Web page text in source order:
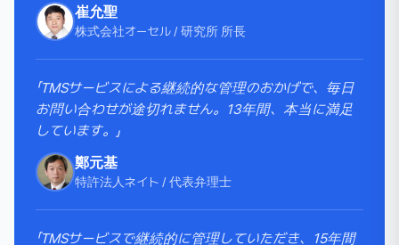
崔允聖
株式会社オーセル / 研究所 所長
「TMSサービスによる継続的な管理のおかげで、毎日
お問い合わせが途切れません。13年間、本当に満足
しています。」
鄭元基
特許法人ネイト / 代表弁理士
「TMSサービスで継続的に管理していただき、15年間